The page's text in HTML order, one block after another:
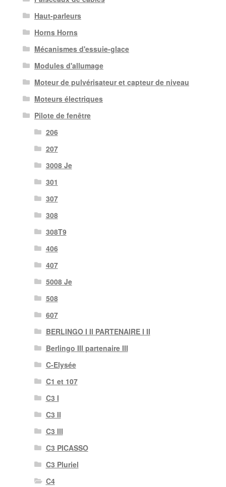
Haut-parleurs
Horns Horns
Mécanismes d'essuie-glace
Modules d'allumage
Moteur de pulvérisateur et capteur de niveau
Moteurs électriques
Pilote de fenêtre
206
207
3008 Je
301
307
308
308T9
406
407
5008 Je
508
607
BERLINGO I II PARTENAIRE I II
Berlingo III partenaire III
C-Elysée
C1 et 107
C3 I
C3 II
C3 III
C3 PICASSO
C3 Pluriel
C4